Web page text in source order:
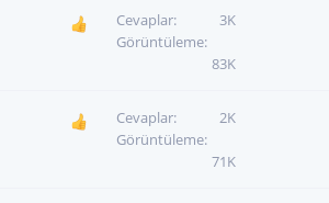
Cevaplar
3K
Görüntüleme
83K
Cevaplar
2K
Görüntüleme
71K